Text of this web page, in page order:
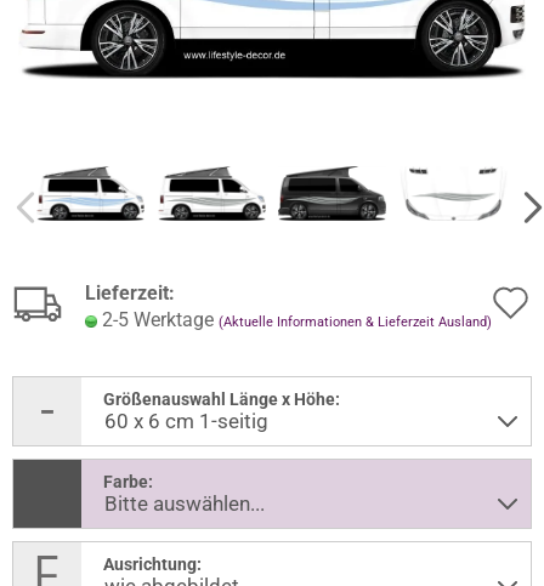
Lieferzeit:
2-5 Werktage (Aktuelle Informationen & Lieferzeit Ausland)
Größenauswahl Länge x Höhe:
Farbe:
Ausrichtung: